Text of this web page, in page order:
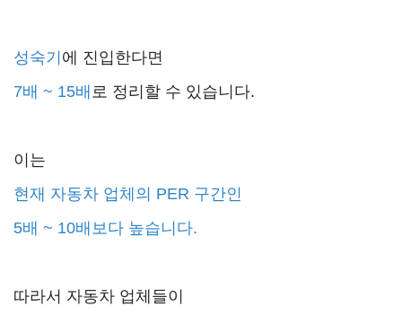
성숙기 에 진입한다면
7배 ~ 15배 로 정리할 수 있습니다.
이는
현재 자동차 업체의 PER 구간인
5배 ~ 10배보다 높습니다.
따라서 자동차 업체들이